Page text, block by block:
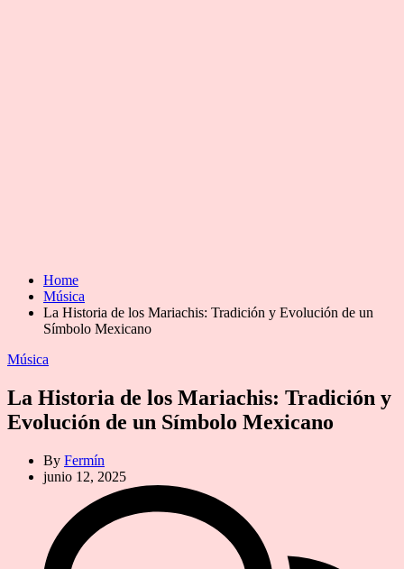
Home
Música
La Historia de los Mariachis: Tradición y Evolución de un
Símbolo Mexicano
Categories
Música
La Historia de los Mariachis: Tradición y
Evolución de un Símbolo Mexicano
By Fermín
junio 12, 2025